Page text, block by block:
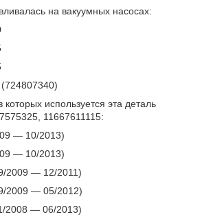
на вакуумных насосах:
724807340)
используется эта деталь
11667611115:
— 10/2013)
— 10/2013)
2009 — 12/2011)
2009 — 05/2012)
2008 — 06/2013)